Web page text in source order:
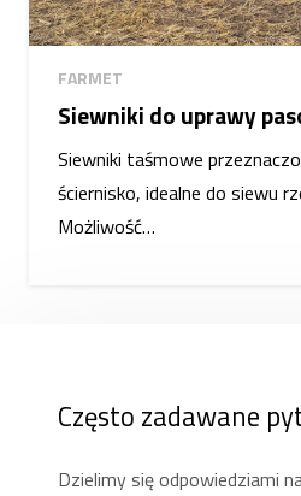
FARMET
Siewniki do uprawy
Siewniki taśmowe
ściernisko, idealne do siewu
Możliwość…
Często zadawane
Dzielimy się odpowiedziami